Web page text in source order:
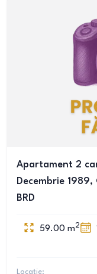
Apartament 2
Decembrie
BRD
59.00 m2
Locație: